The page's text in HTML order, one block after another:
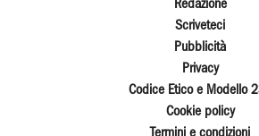
Redazione
Scriveteci
Pubblicità
Privacy
Codice Etico e Modello
Cookie policy
Termini e condizioni